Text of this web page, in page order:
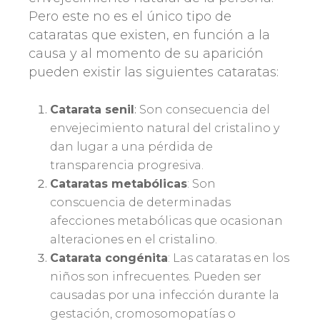
Pero este no es el único tipo de
cataratas que existen, en función a la
causa y al momento de su aparición
pueden existir las siguientes cataratas:
Catarata senil: Son consecuencia del
envejecimiento natural del cristalino y
dan lugar a una pérdida de
transparencia progresiva.
Cataratas metabólicas: Son
conscuencia de determinadas
afecciones metabólicas que ocasionan
alteraciones en el cristalino.
Catarata congénita: Las cataratas en los
niños son infrecuentes. Pueden ser
causadas por una infección durante la
gestación, cromosomopatías o